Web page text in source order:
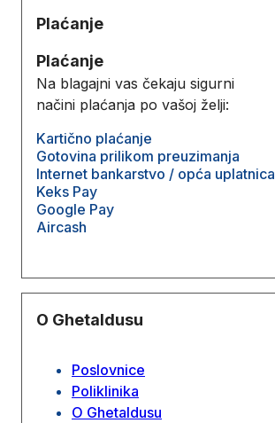
Plaćanje
Plaćanje
Na blagajni vas čekaju sigurni
načini plaćanja po vašoj želji:
Kartično plaćanje
Gotovina prilikom preuzimanja
Internet bankarstvo / opća uplatnica
Keks Pay
Google Pay
Aircash
O Ghetaldusu
Poslovnice
Poliklinika
O Ghetaldusu